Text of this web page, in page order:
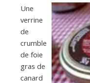
Une
verrine
de
crumble
de foie
gras de
canard